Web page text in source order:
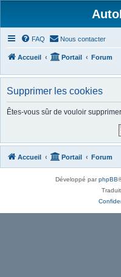
FAQ Nous contacter
Accueil Portail Forum
Supprimer les cookies
Êtes-vous sûr de vouloir
Accueil Portail Forum
Développé parphpBB